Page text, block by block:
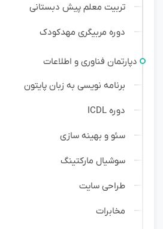
تربیت معلم پیش دبستانی
دوره مربیگری مهدکودک
دپارتمان فناوری و اطلاعات
برنامه نویسی به زبان پایتون
دوره ICDL
سئو و بهینه سازی
سوشیال مارکتینگ
طراحی سایت
مخابرات